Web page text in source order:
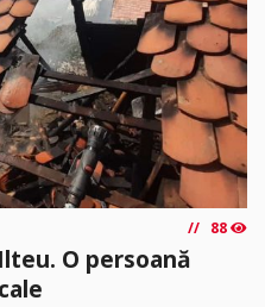
88
O persoană